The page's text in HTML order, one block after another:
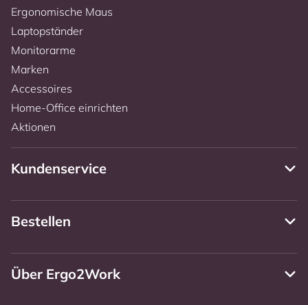
Ergonomische Maus
Laptopständer
Monitorarme
Marken
Accessoires
Home-Office einrichten
Aktionen
Kundenservice
Bestellen
Über Ergo2Work